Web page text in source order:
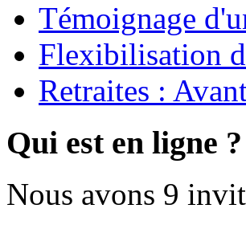
Témoignage
Flexibilisation
Retraites :
Qui est en ligne ?
Nous avons 9